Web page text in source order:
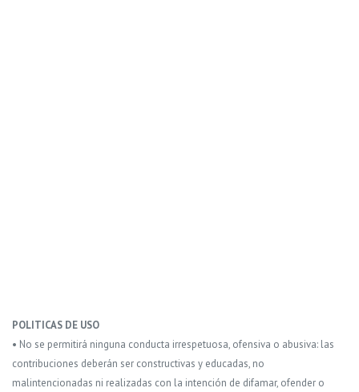
POLITICAS DE USO
• No se permitirá ninguna conducta irrespetuosa, ofensiva o abusiva: las
contribuciones deberán ser constructivas y educadas, no
malintencionadas ni realizadas con la intención de difamar, ofender o